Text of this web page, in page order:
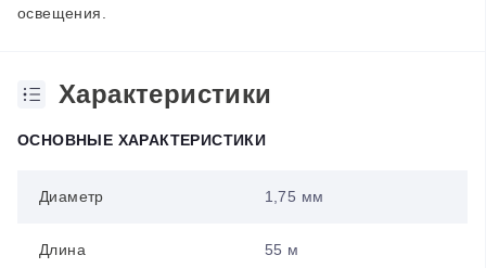
освещения.
Характеристики
ОСНОВНЫЕ ХАРАКТЕРИСТИКИ
Диаметр 1,75 мм
Длина 55 м